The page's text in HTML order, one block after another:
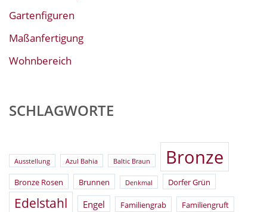
Gartenfiguren
Maßanfertigung
Wohnbereich
SCHLAGWORTE
Ausstellung Azul Bahia Baltic Braun Bronze
Bronze Rosen Brunnen Denkmal Dorfer Grün
Edelstahl Engel Familiengrab Familiengruft